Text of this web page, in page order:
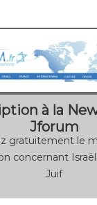
à la
Jforum
gratuitement le
concernant
Juif